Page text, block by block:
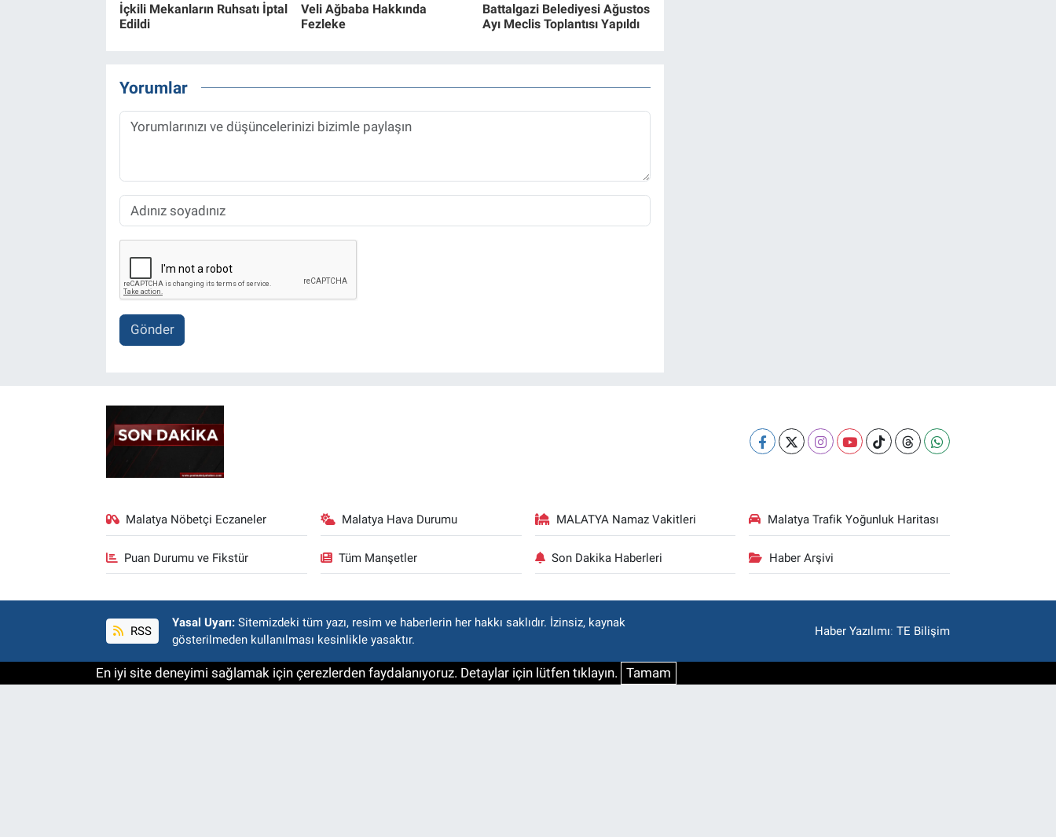
İçkili Mekanların Ruhsatı İptal
Edildi
Veli Ağbaba Hakkında
Fezleke
Battalgazi Belediyesi Ağustos
Ayı Meclis Toplantısı Yapıldı
Yorumlar
Gönder
Malatya Nöbetçi Eczaneler Malatya Hava Durumu MALATYA Namaz Vakitleri Malatya Trafik Yoğunluk Haritası
Puan Durumu ve Fikstür Tüm Manşetler Son Dakika Haberleri Haber Arşivi
RSS
Yasal Uyarı: Sitemizdeki tüm yazı, resim ve haberlerin her hakkı saklıdır. İzinsiz, kaynak
gösterilmeden kullanılması kesinlikle yasaktır.
Haber Yazılımı:TE Bilişim
En iyi site deneyimi sağlamak için çerezlerden faydalanıyoruz. Detaylar için lütfen tıklayın. Tamam